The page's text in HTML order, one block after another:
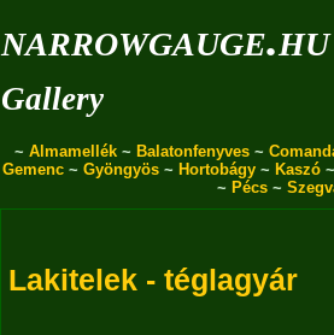
narrowgauge.hu
Gallery
~ Almamellék ~ Balatonfenyves ~
Gemenc ~ Gyöngyös ~ Hortobágy ~ Kaszó
~ Pécs ~
Lakitelek - téglagyár